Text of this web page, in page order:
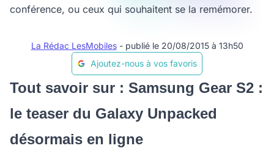
conférence, ou ceux qui souhaitent se la remémorer.
La Rédac LesMobiles - publié le 20/08/2015 à 13h50
Ajoutez-nous à vos favoris
Tout savoir sur : Samsung Gear S2 :
le teaser du Galaxy Unpacked
désormais en ligne